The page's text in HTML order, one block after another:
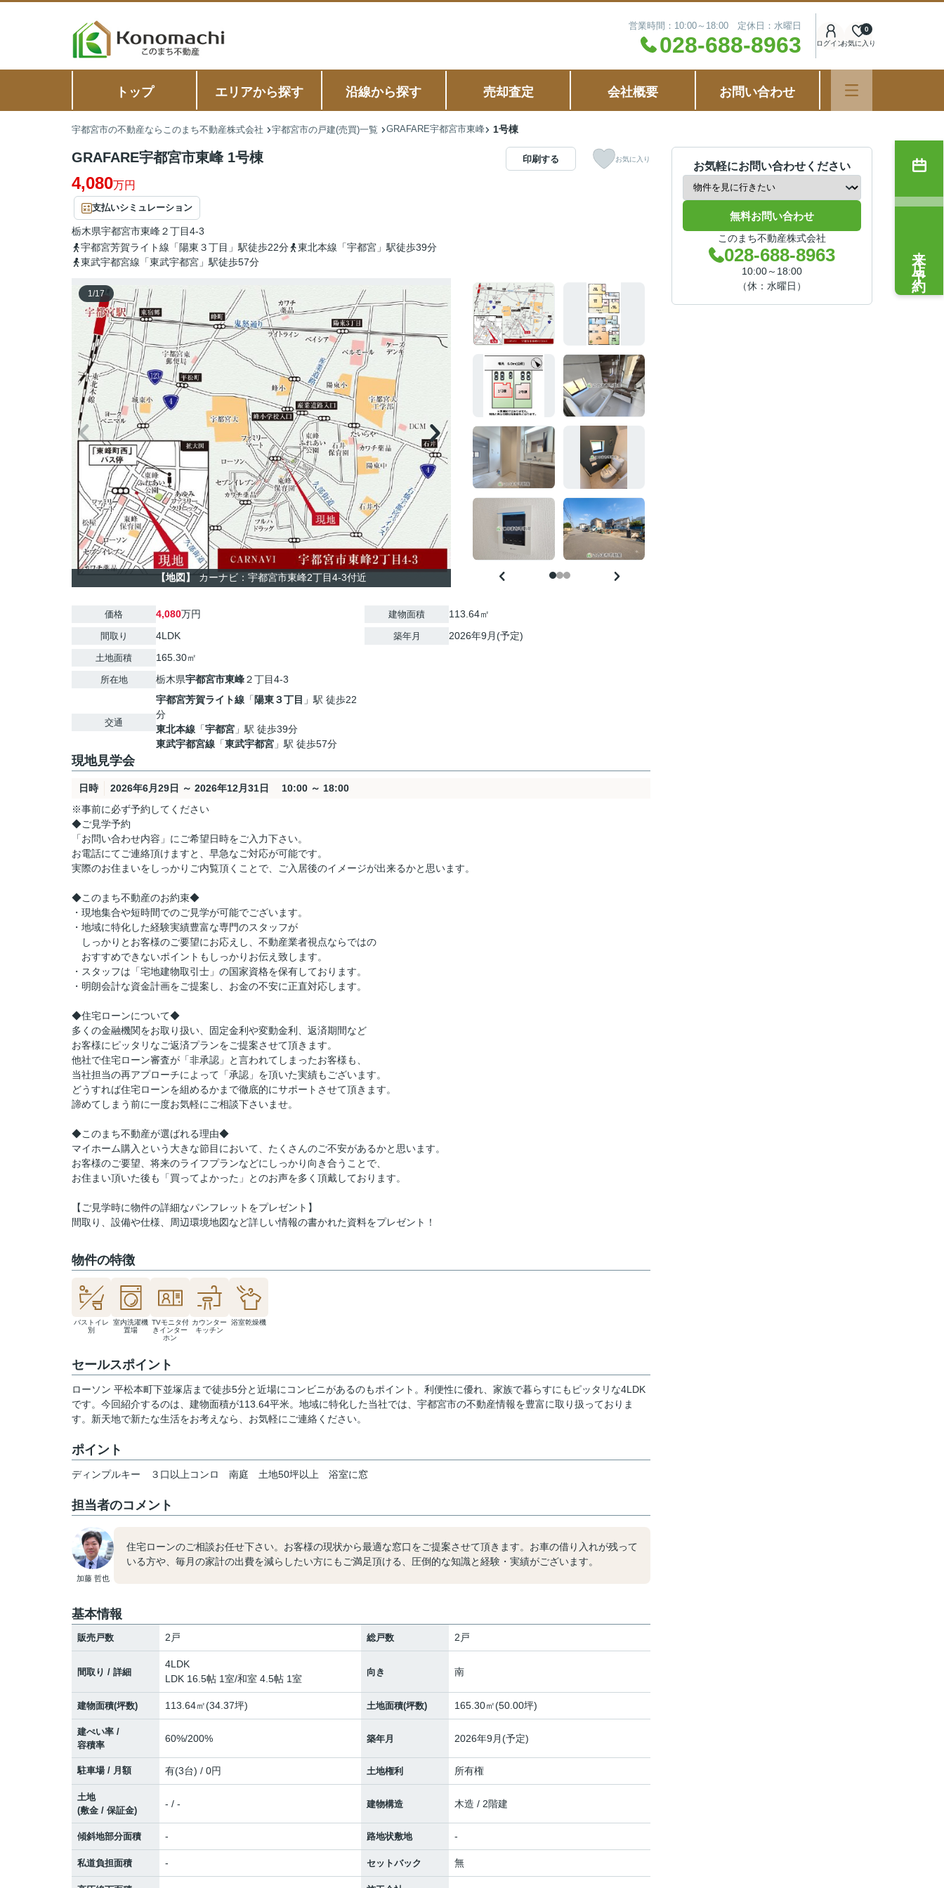
営業時間：10:00～18:00 定休日：水曜日
028-688-8963 ログインお気に入り
0
トップ エリアから探す 沿線から探す 売却査定 会社概要 お問い合わせ
宇都宮市の不動産ならこのまち不動産株式会社 宇都宮市の戸建(売買)一覧 GRAFARE宇都宮市東峰 1号棟
GRAFARE宇都宮市東峰 1号棟
4,080万円
支払いシミュレーション
栃木県宇都宮市東峰２丁目4-3
宇都宮芳賀ライト線「陽東３丁目」駅徒歩22分
東北本線「宇都宮」駅徒歩39分
東武宇都宮線「東武宇都宮」駅徒歩57分
印刷する お気に入り
1/17
【地図】 カーナビ：宇都宮市東峰2丁目4-3付近
価格 4,080万円
間取り 4LDK
土地面積 165.30㎡
所在地 栃木県宇都宮市東峰２丁目4-3
交通
宇都宮芳賀ライト線 「 陽東３丁目 」駅 徒歩22
分
東北本線 「宇都宮 」駅 徒歩39分
東武宇都宮線 「東武宇都宮 」駅 徒歩57分
建物面積 113.64㎡
築年月 2026年9月(予定)
現地見学会
日時
2026年6月29日 ～ 2026年12月31日 10:00 ～ 18:00
※事前に必ず予約してください
◆ご見学予約
「お問い合わせ内容」にご希望日時をご入力下さい。
お電話にてご連絡頂けますと、早急なご対応が可能です。
実際のお住まいをしっかりご内覧頂くことで、ご入居後のイメージが出来るかと思います。
◆このまち不動産のお約束◆
・現地集合や短時間でのご見学が可能でございます。
・地域に特化した経験実績豊富な専門のスタッフが
しっかりとお客様のご要望にお応えし、不動産業者視点ならではの
おすすめできないポイントもしっかりお伝え致します。
・スタッフは「宅地建物取引士」の国家資格を保有しております。
・明朗会計な資金計画をご提案し、お金の不安に正直対応します。
◆住宅ローンについて◆
多くの金融機関をお取り扱い、固定金利や変動金利、返済期間など
お客様にピッタリなご返済プランをご提案させて頂きます。
他社で住宅ローン審査が「非承認」と言われてしまったお客様も、
当社担当の再アプローチによって「承認」を頂いた実績もございます。
どうすれば住宅ローンを組めるかまで徹底的にサポートさせて頂きます。
諦めてしまう前に一度お気軽にご相談下さいませ。
◆このまち不動産が選ばれる理由◆
マイホーム購入という大きな節目において、たくさんのご不安があるかと思います。
お客様のご要望、将来のライフプランなどにしっかり向き合うことで、
お住まい頂いた後も「買ってよかった」とのお声を多く頂戴しております。
【ご見学時に物件の詳細なパンフレットをプレゼント】
間取り、設備や仕様、周辺環境地図など詳しい情報の書かれた資料をプレゼント！
物件の特徴
バストイレ
別
室内洗濯機
置場
TVモニタ付
きインター
ホン
カウンター
キッチン
浴室乾燥機
セールスポイント
ローソン 平松本町下並塚店まで徒歩5分と近場にコンビニがあるのもポイント。利便性に優れ、家族で暮らすにもピッタリな4LDK
です。今回紹介するのは、建物面積が113.64平米。地域に特化した当社では、宇都宮市の不動産情報を豊富に取り扱っておりま
す。新天地で新たな生活をお考えなら、お気軽にご連絡ください。
ポイント
ディンプルキー ３口以上コンロ 南庭 土地50坪以上 浴室に窓
担当者のコメント
加藤 哲也
住宅ローンのご相談お任せ下さい。お客様の現状から最適な窓口をご提案させて頂きます。お車の借り入れが残って
いる方や、毎月の家計の出費を減らしたい方にもご満足頂ける、圧倒的な知識と経験・実績がございます。
基本情報
販売戸数 2戸 総戸数 2戸
間取り / 詳細
4LDK
LDK 16.5帖 1室/和室 4.5帖 1室
向き 南
建物面積(坪数) 113.64㎡(34.37坪) 土地面積(坪数) 165.30㎡(50.00坪)
建ぺい率 /
容積率
60%/200% 築年月 2026年9月(予定)
駐車場 / 月額 有(3台) / 0円 土地権利 所有権
土地
(敷金 / 保証金)
- / - 建物構造 木造 / 2階建
傾斜地部分面積 - 路地状敷地 -
私道負担面積 - セットバック 無
お気軽にお問い合わせください
無料お問い合わせ
このまち不動産株式会社
028-688-8963
10:00～18:00
（休：水曜日）
来店予約